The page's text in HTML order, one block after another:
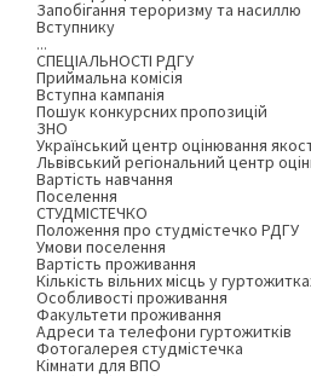
Запобігання тероризму та насиллю
Вступнику
...
СПЕЦІАЛЬНОСТІ РДГУ
Приймальна комісія
Вступна кампанія
Пошук конкурсних пропозицій
ЗНО
Український центр оцінювання
Львівський регіональний центр
Вартість навчання
Поселення
СТУДМІСТЕЧКО
Положення про студмістечко РДГУ
Умови поселення
Вартість проживання
Кількість вільних місць у
Особливості проживання
Факультети проживання
Адреси та телефони гуртожитків
Фотогалерея студмістечка
Кімнати для ВПО